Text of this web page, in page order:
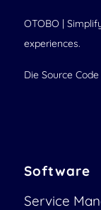
OTOBO |
experiences.
Die Source
Software
Service